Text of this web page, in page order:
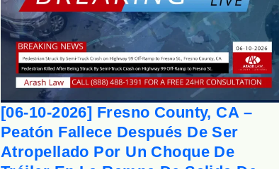
[06-10-2026] Fresno County, CA –
Peatón Fallece Después De Ser
Atropellado Por Un Choque De